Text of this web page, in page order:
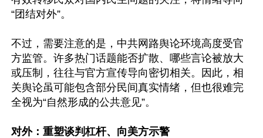
“团结对外”。
不过，需要注意的是，中共网路舆论环境高度受官
方监管。许多热门话题能否扩散、哪些言论被放大
或压制，往往与官方宣传导向密切相关。因此，相
关舆论虽可能包含部分民间真实情绪，但也很难完
全视为“自然形成的公共意见”。
对外：重塑谈判杠杆、向美方示警